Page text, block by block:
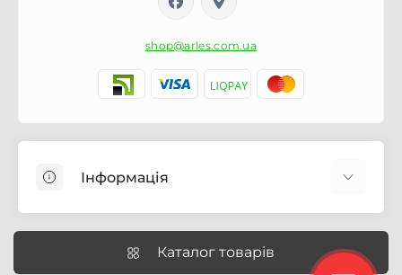
shop@arles.com.ua
Інформація
Про магазин Arles.com.uaКаталог товарів